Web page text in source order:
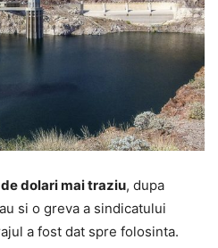
dolari mai traziu, dupa
si o greva a sindicatului
a fost dat spre folosinta.